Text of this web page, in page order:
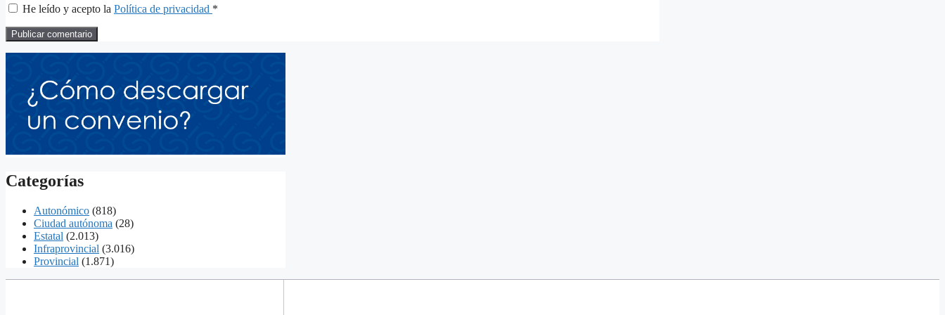
He leído y acepto la Política de privacidad *
Categorías
Autonómico (818)
Ciudad autónoma (28)
Estatal (2.013)
Infraprovincial (3.016)
Provincial (1.871)